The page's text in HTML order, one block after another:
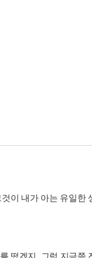
이 내가 아는 유일한
떴겠지. 그럼 지금쯤